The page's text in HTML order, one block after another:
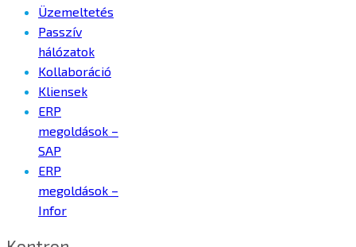
Üzemeltetés
Passzív
hálózatok
Kollaboráció
Kliensek
ERP
megoldások –
SAP
ERP
megoldások –
Infor